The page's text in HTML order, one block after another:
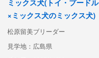
ミックス犬(トイ・プードル
×ミックス犬のミックス犬)
松原留美ブリーダー
見学地：広島県